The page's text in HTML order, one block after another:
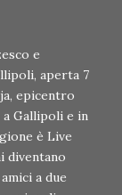
e
aperta 7
epicentro
Gallipoli e in
è Live
diventano
a due